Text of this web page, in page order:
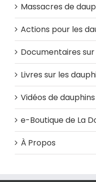
Massacres de
Actions pour les
Documentaires
Livres sur les
Vidéos de dauphins
e-Boutique de La
À Propos